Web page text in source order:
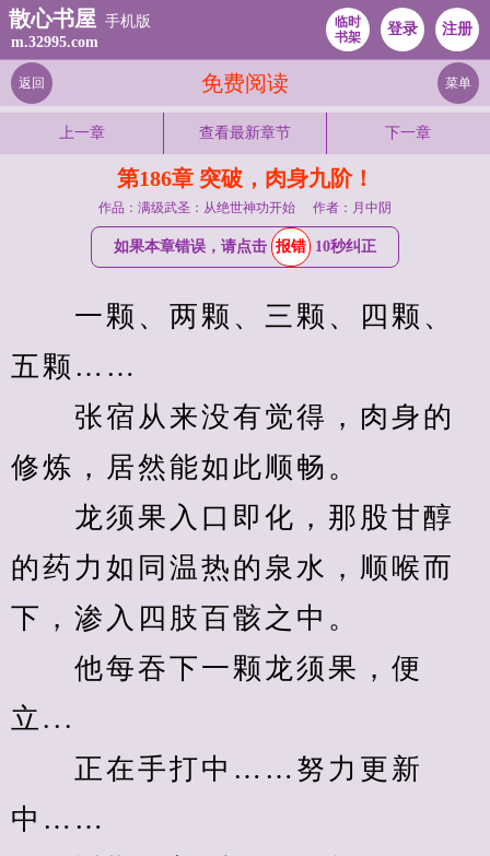
散心书屋 手机版
m.32995.com
临时
书架
登录 注册
免费阅读
返回 菜单
上一章 查看最新章节 下一章
第186章 突破，肉身九阶！
作品：满级武圣：从绝世神功开始 作者：月中阴
如果本章错误，请点击 报错 10秒纠正
一颗、两颗、三颗、四颗、
五颗……
张宿从来没有觉得，肉身的
修炼，居然能如此顺畅。
龙须果入口即化，那股甘醇
的药力如同温热的泉水，顺喉而
下，渗入四肢百骸之中。
他每吞下一颗龙须果，便
立...
正在手打中……努力更新
中……